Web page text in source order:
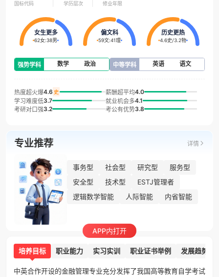
国标代码 学历层次 修业年限
女生更多
62女:38男
偏文科
59文:41理
历史更热
4.6史/3.2物
强势学科 数学 政治 中等学科 英语 语文
热度超火爆4.6 史 薪酬超平均4.0
学习难度低3.7 就业机会多4.1
考研对口强3.2 考公有优势3.8
专业推荐 详情
事务型 社会型 研究型
服务型
安全型
技术型
ESTJ管理者
逻辑数学智能
人际智能 内省智能
培养目标 职业能力 实习实训 职业证书举例 发展趋势
中英合作开设的金融管理专业充分发挥了我国高等教育自学考试
APP内打开